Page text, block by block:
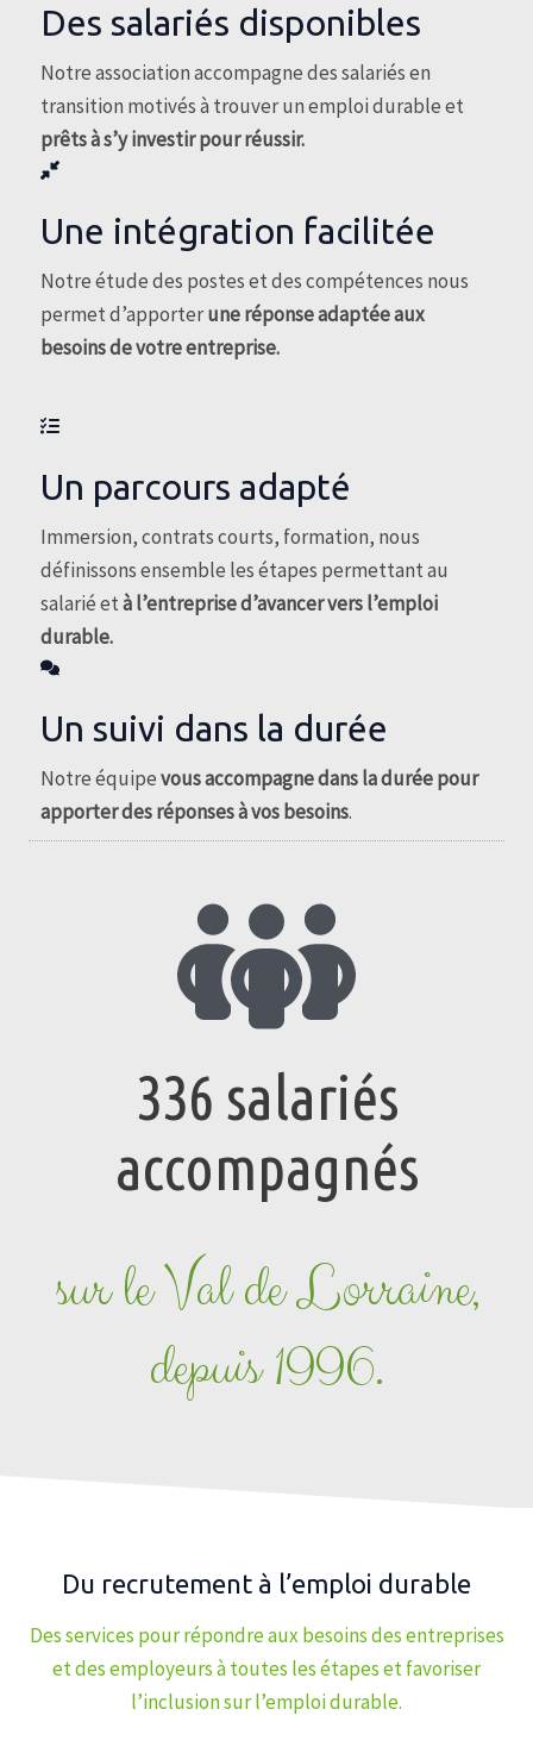
Des salariés disponibles
Notre association accompagne des salariés en
transition motivés à trouver un emploi durable et
prêts à s’y investir pour réussir.
Une intégration facilitée
Notre étude des postes et des compétences nous
permet d’apporterune réponse adaptée aux
besoins de votre entreprise.
Un parcours adapté
Immersion, contrats courts, formation, nous
définissons ensemble les étapes permettant au
salarié età l’entreprise d’avancer vers l’emploi
durable.
Un suivi dans la durée
Notre équipevous accompagne dans la durée pour
apporter des réponses à vos besoins.
336 salariés
accompagnés
sur le Val de Lorraine,
depuis 1996.
Du recrutement à l’emploi durable
Des services pour répondre aux besoins des entreprises
et des employeurs à toutes les étapes et favoriser
l’inclusion sur l’emploi durable.